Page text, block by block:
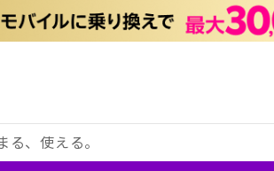
、使える。